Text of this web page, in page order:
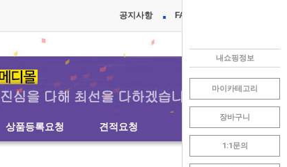
공지사항 FAQ
상품등록요청 견적요청
내쇼핑정보
마이카테고리
장바구니
1:1문의